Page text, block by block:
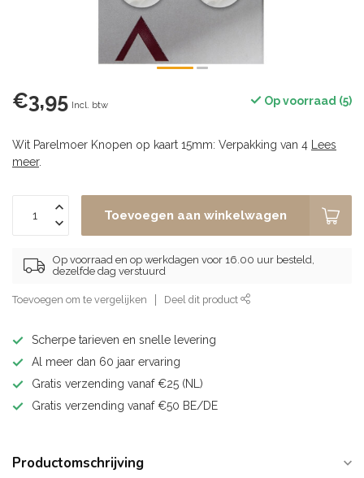
€3,95 Incl. btw Op voorraad (5)
Wit Parelmoer Knopen op kaart 15mm: Verpakking van 4
Lees
meer.
Toevoegen aan winkelwagen
Op voorraad en op werkdagen voor 16.00 uur besteld,
dezelfde dag verstuurd
Toevoegen om te vergelijken Deel dit product
Scherpe tarieven en snelle levering
Al meer dan 60 jaar ervaring
Gratis verzending vanaf €25 (NL)
Gratis verzending vanaf €50 BE/DE
Productomschrijving